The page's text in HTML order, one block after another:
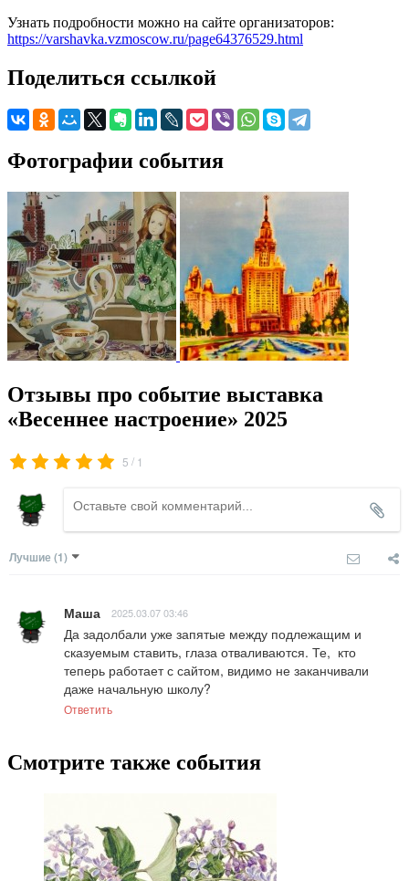
Узнать подробности можно на сайте организаторов:
https://varshavka.vzmoscow.ru/page64376529.html
Поделиться ссылкой
Фотографии события
Отзывы про событие выставка
«Весеннее настроение» 2025
5 / 1
Лучшие (1)
Маша 2025.03.07 03:46
Да задолбали уже запятые между подлежащим и
сказуемым ставить, глаза отваливаются. Те,  кто
теперь работает с сайтом, видимо не заканчивали
даже начальную школу?
Ответить
Смотрите также события